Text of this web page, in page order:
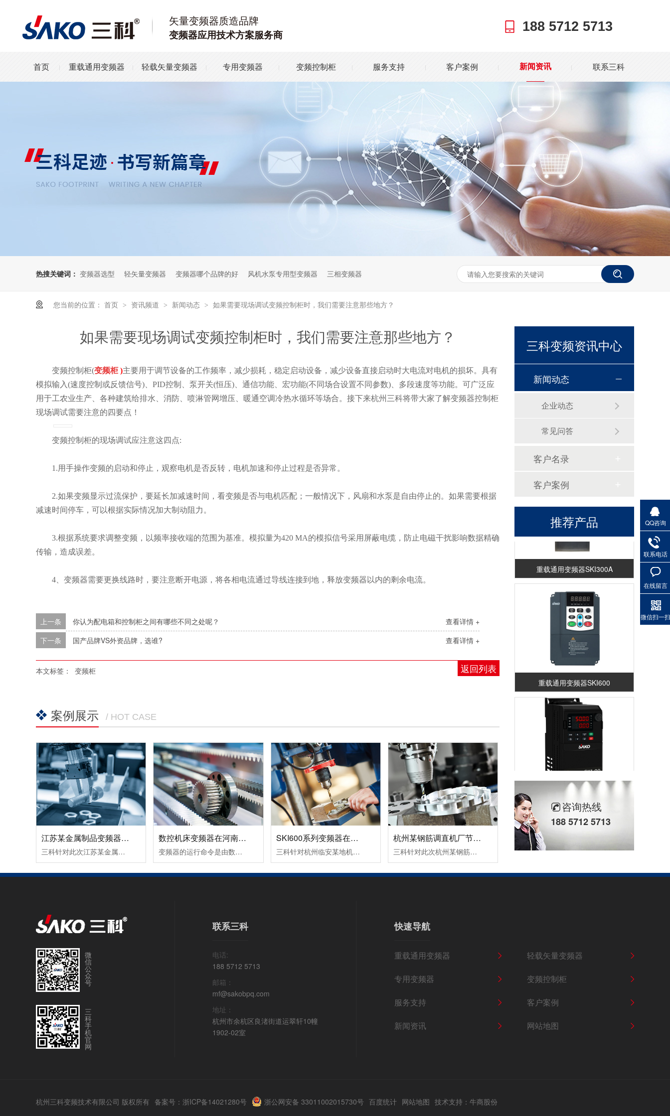
矢量变频器质造品牌
变频器应用技术方案服务商
188 5712 5713
首页 重载通用变频器 轻载矢量变频器 专用变频器 变频控制柜 服务支持 客户案例 新闻资讯 联系三科
热搜关键词： 变频器选型 轻矢量变频器 变频器哪个品牌的好 风机水泵专用型变频器 三相变频器
您当前的位置： 首页 > 资讯频道 > 新闻动态 > 如果需要现场调试变频控制柜时，我们需要注意那些地方？
如果需要现场调试变频控制柜时，我们需要注意那些地方？
变频控制柜(变频柜)主要用于调节设备的工作频率，减少损耗，稳定启动设备，减少设备直接启动时大电流对电机的损坏。具有
模拟输入(速度控制或反馈信号)、PID控制、泵开关(恒压)、通信功能、宏功能(不同场合设置不同参数)、多段速度等功能。 可广泛应
用于工农业生产、各种建筑给排水、消防、喷淋管网增压、暖通空调冷热水循环等场合。接下来杭州三科将带大家了解变频器控制柜
现场调试需要注意的四要点！
变频控制柜的现场调试应注意这四点:
1.用手操作变频的启动和停止，观察电机是否反转，电机加速和停止过程是否异常。
2.如果变频显示过流保护，要延长加减速时间，看变频是否与电机匹配；一般情况下，风扇和水泵是自由停止的。如果需要根据
减速时间停车，可以根据实际情况加大制动阻力。
3.根据系统要求调整变频，以频率接收端的范围为基准。模拟量为420 MA的模拟信号采用屏蔽电缆，防止电磁干扰影响数据精确
传输，造成误差。
4、变频器需要更换线路时，要注意断开电源，将各相电流通过导线连接到地，释放变频器以内的剩余电流。
查看详情 +
上一条
你认为配电箱和控制柜之间有哪些不同之处呢？
查看详情 +
下一条 国产品牌VS外资品牌，选谁?
返回列表
本文标签： 变频柜
案例展示 / HOT CASE
江苏某金属制品变频器节能改造案例！
三科针对此次江苏某金属制品变频器节能改造案例除了采用变频调速让电机达到理想工作转速外，在提高球磨机的研磨效率所取得的节能效果也很好。由于球磨机在设计时，都考虑到保证电动机的最大输出转矩，而实际生产过程中，往往达不到最大输出转矩，电动机处于轻载（不满载）工作状态，其功率因数和效率都较低。这时可通......
数控机床变频器在河南数控设备中的应用案例！
变频器的运行命令是由数控系列发出运行指令，一个正转命令FWD（S1输入），一个反转命令REV（S2输入）。频率信号是由数控系统输出转速信号S(0～10VDC），从变频器AI2端子输入频率指令即可改变频器的频率，从而改变电机的转速。变频器输出故障信号（R1A，R1C）到数控系统，变频器报故障代码时，使机床控制系统停止工作。
SKI600系列变频器在杭州临安某机械设备生产企业中的应用案例！
三科针对杭州临安某地机械设备生产企业设计了SKI600系列变频器在卧式木工带锯机上的应用所采取的设备加工工艺及控制方案：其工作过程为跑车工作台以一定的速度运行一段距离，此速度通常是慢速行进，由PLC给变频器启动和多段速信号，变频器带动跑车工作台电机以低速行进；当锯条进至木头大概5公分左右的位置后，PLC.....
杭州某钢筋调直机厂节能变频器改造案例！
三科针对此次杭州某钢筋调直机厂节能变频器改造案例中提出以下三个结论：1，降低设备启动电流，让电网电压更稳定，大大缓解了电源容量紧张传统钢筋调直机无变频器启动时的电流等于(4-7)倍额定电流，这样会对机电设备和供电电网造成严重的冲击，而且还会对电网容量要求过高。变频器具有上电电机检测、输入输出缺相保护......
三科变频资讯中心
新闻动态
企业动态
常见问答
客户名录
客户案例
推荐产品
重载通用变频器SKI300A
重载通用变频器SKI600
重载通用变频器SKI-90
咨询热线
188 5712 5713
微
信
公
众
号
三
科
手
机
官
网
联系三科
电话:
188 5712 5713
邮箱：
mf@sakobpq.com
地址：
杭州市余杭区良渚街道运翠轩10幢
1902-02室
快速导航
重载通用变频器 轻载矢量变频器
专用变频器 变频控制柜
服务支持 客户案例
新闻资讯 网站地图
杭州三科变频技术有限公司 版权所有 备案号： 浙ICP备14021280号 浙公网安备 33011002015730号 百度统计 网站地图 技术支持： 牛商股份
QQ咨询
联系电话
在线留言
微信扫一扫